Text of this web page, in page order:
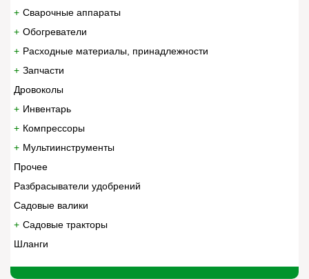
Сварочные аппараты
Обогреватели
Расходные материалы, принадлежности
Запчасти
Дровоколы
Инвентарь
Компрессоры
Мультиинструменты
Прочее
Разбрасыватели удобрений
Садовые валики
Садовые тракторы
Шланги